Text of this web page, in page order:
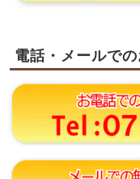
電話・メールで